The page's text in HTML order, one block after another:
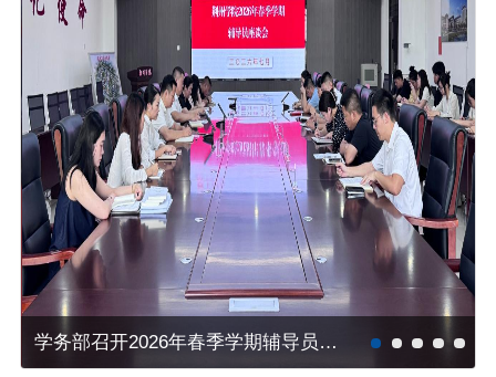
学务部召开2026年春季学期辅导员座谈会